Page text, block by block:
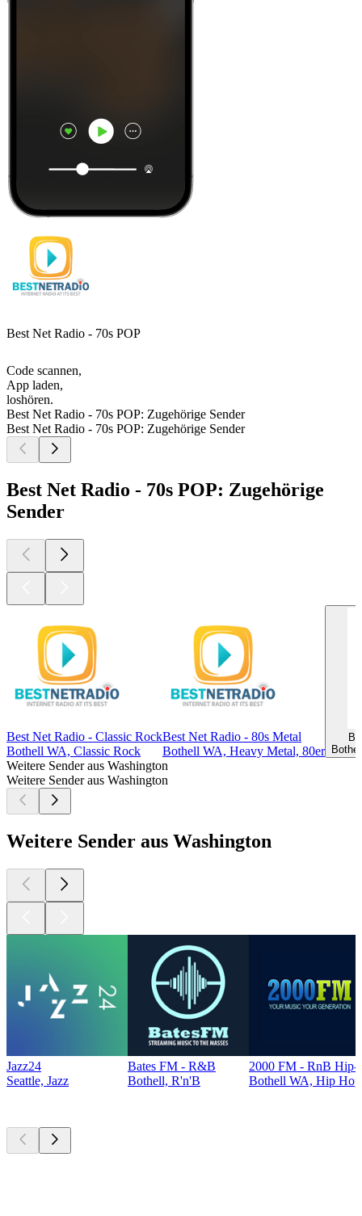
Best Net Radio - 70s POP
Code scannen,
App laden,
loshören.
Best Net Radio - 70s POP: Zugehörige Sender
Best Net Radio - 70s POP: Zugehörige Sender
Best Net Radio - 70s POP: Zugehörige
Sender
Best Net Radio - Classic Rock
Bothell WA, Classic Rock
Best Net Radio - 80s Metal
Bothell WA, Heavy Metal, 80er
Weitere Sender aus Washington
Weitere Sender aus Washington
Weitere Sender aus Washington
Jazz24
Seattle, Jazz
Bates FM - R&B
Bothell, R'n'B
2000 FM - RnB Hip-
Bothell WA, Hip